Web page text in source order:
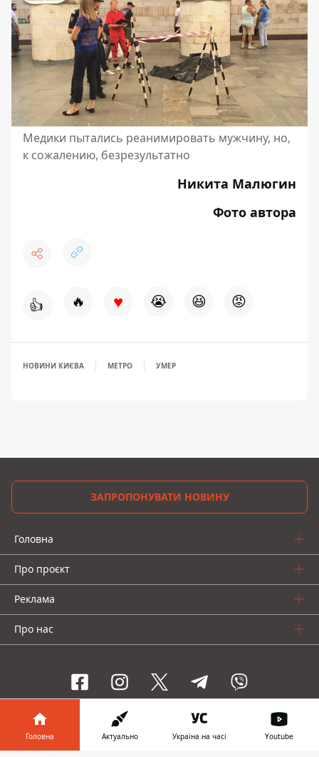
Медики пытались реанимировать мужчину, но,
к сожалению, безрезультатно
Никита Малюгин
Фото автора
👍 🔥 ♥ 😭 😆 😡
НОВИНИ КИЄВА МЕТРО УМЕР
ЗАПРОПОНУВАТИ НОВИНУ
Головна
Про проєкт
Реклама
Про нас
Інформатор проекти
Головна Актуально Україна на часі Youtube